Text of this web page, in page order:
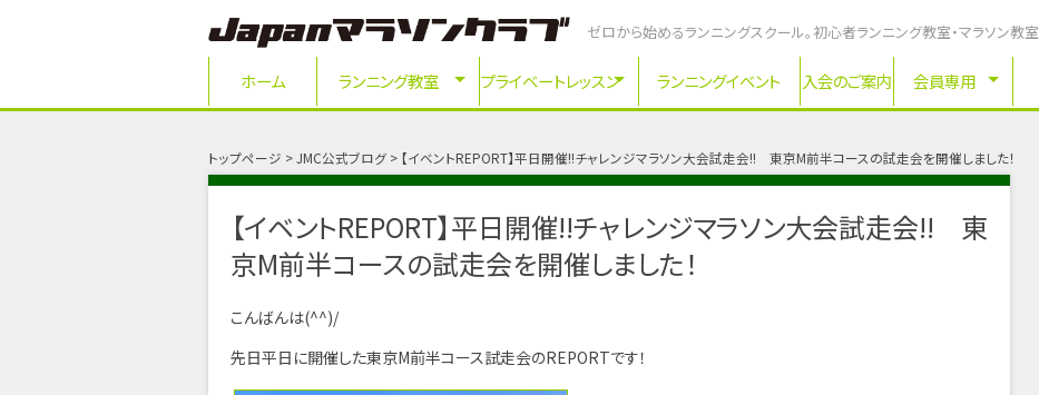
ゼロから始めるランニングスクール。初心者ランニング教室・マラソン教室
ホーム ランニング教室 プライベートレッスン ランニングイベント 入会のご案内 会員専用
トップページ JMC公式ブログ 【イベントREPORT】平日開催!!チャレンジマラソン大会試走会!! 東京M前半コースの試走会を開催しました！
【イベントREPORT】平日開催!!チャレンジマラソン大会試走会!! 東
京M前半コースの試走会を開催しました！
こんばんは(^^)/
先日平日に開催した東京M前半コース試走会のREPORTです！